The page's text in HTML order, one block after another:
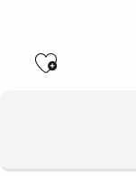
Ajouter